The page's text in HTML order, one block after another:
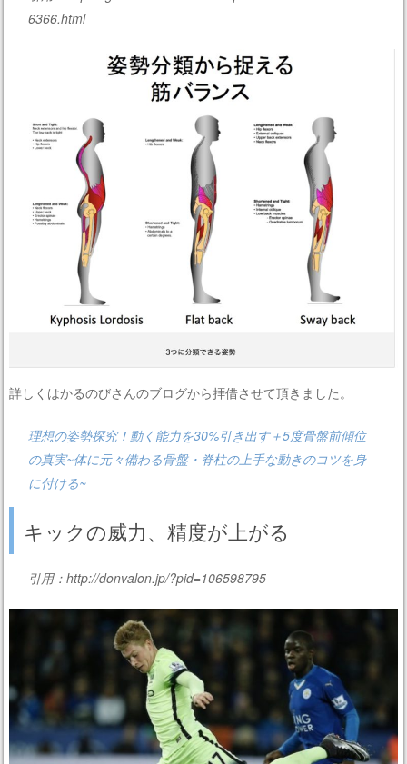
6366.html
詳しくはかるのびさんのブログから拝借させて頂きました。
理想の姿勢探究！動く能力を30%引き出す＋5度骨盤前傾位
の真実~体に元々備わる骨盤・脊柱の上手な動きのコツを身
に付ける~
キックの威力、精度が上がる
引用：http://donvalon.jp/?pid=106598795